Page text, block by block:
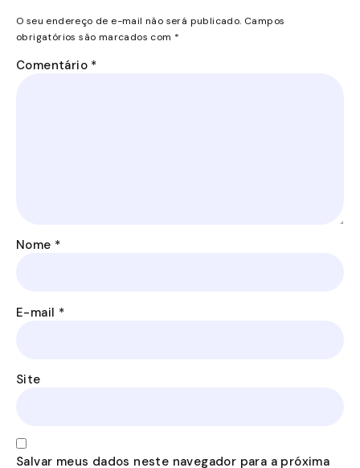
O seu endereço de e-mail não será publicado. Campos
obrigatórios são marcados com *
Comentário *
Nome *
E-mail *
Site
Salvar meus dados neste navegador para a próxima